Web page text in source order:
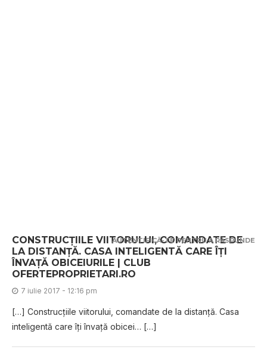
CONSTRUCȚIILE VIITORULUI, COMANDATE DE
LA DISTANȚĂ. CASA INTELIGENTĂ CARE ÎȚI
ÎNVAȚĂ OBICEIURILE | CLUB
OFERTEPROPRIETARI.RO
7 iulie 2017 - 12:16 pm
[…] Construcțiile viitorului, comandate de la distanță. Casa
inteligentă care îți învață obicei… […]
AUTENTIFICĂ-TE PENTRU A RĂSPUNDE